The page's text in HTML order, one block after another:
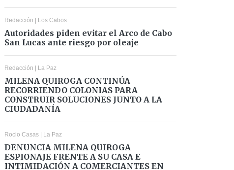
Redacción | Los Cabos
Autoridades piden evitar el Arco de Cabo
San Lucas ante riesgo por oleaje
Redacción | La Paz
MILENA QUIROGA CONTINÚA
RECORRIENDO COLONIAS PARA
CONSTRUIR SOLUCIONES JUNTO A LA
CIUDADANÍA
Rocio Casas | La Paz
DENUNCIA MILENA QUIROGA
ESPIONAJE FRENTE A SU CASA E
INTIMIDACIÓN A COMERCIANTES EN